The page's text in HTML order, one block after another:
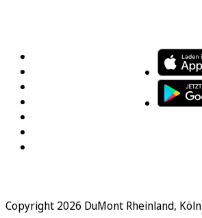
Copyright 2026 DuMont Rheinland, Köln